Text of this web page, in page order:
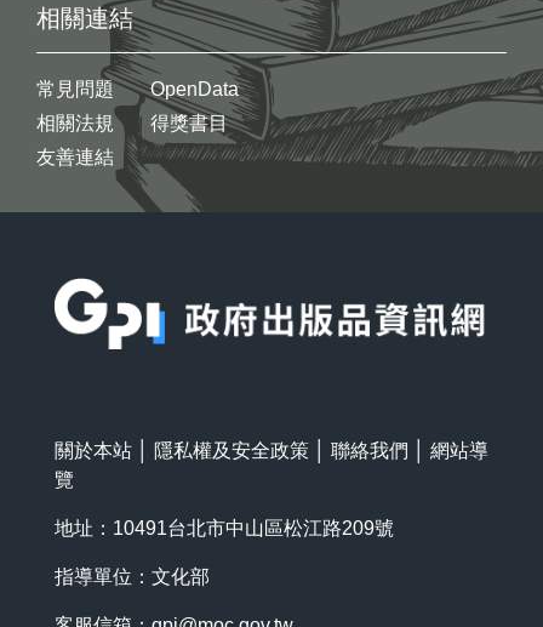
相關連結
常見問題
相關法規
友善連結
OpenData
得獎書目
關於本站 隱私權及安全政策 聯絡我們
網站導
覽
地址：10491台北市中山區松江路209號
指導單位：文化部